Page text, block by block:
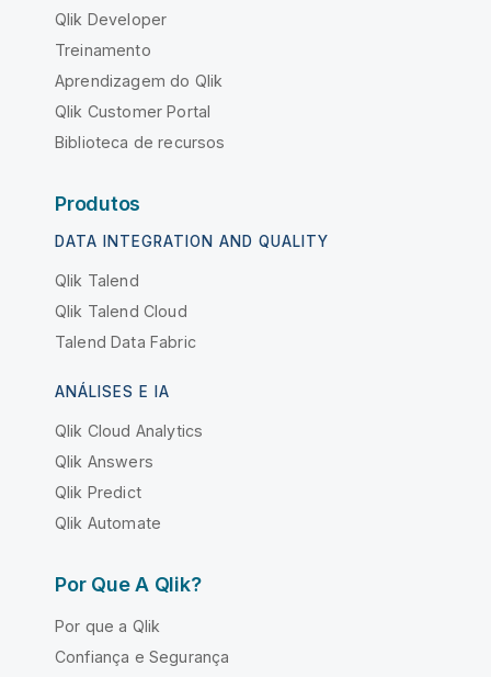
Qlik Developer
Treinamento
Aprendizagem do Qlik
Qlik Customer Portal
Biblioteca de recursos
Produtos
DATA INTEGRATION AND QUALITY
Qlik Talend
Qlik Talend Cloud
Talend Data Fabric
ANÁLISES E IA
Qlik Cloud Analytics
Qlik Answers
Qlik Predict
Qlik Automate
Por Que A Qlik?
Por que a Qlik
Confiança e Segurança